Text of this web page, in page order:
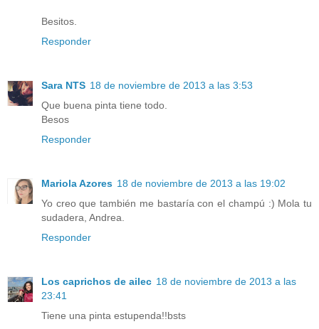
Besitos.
Responder
Sara NTS 18 de noviembre de 2013 a las 3:53
Que buena pinta tiene todo.
Besos
Responder
Mariola Azores 18 de noviembre de 2013 a las 19:02
Yo creo que también me bastaría con el champú :) Mola tu
sudadera, Andrea.
Responder
Los caprichos de ailec 18 de noviembre de 2013 a las
23:41
Tiene una pinta estupenda!!bsts